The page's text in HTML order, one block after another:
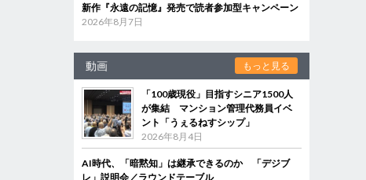
新作『永遠の記憶』発売で読者参加型キャンペーン
2026年8月7日
動画 もっと見る
「100歳現役」目指すシニア1500人
が集結 マンション管理代務員イベ
ント「うぇるねすシップ」
2026年8月4日
AI時代、「暗黙知」は継承できるのか 「デジブ
レ」説明会／ラウンドテーブル